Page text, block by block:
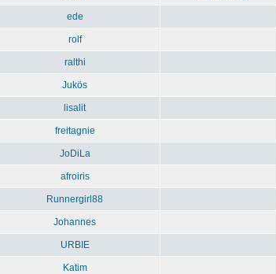
ede
rolf
ralthi
Jukös
lisalit
freitagnie
JoDiLa
afroiris
Runnergirl88
Johannes
URBIE
Katim